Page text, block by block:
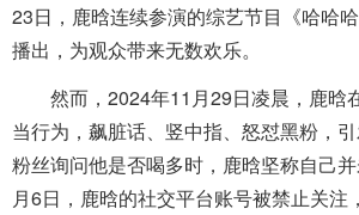
23日，鹿晗连续参演的综艺节目《哈哈
播出，为观众带来无数欢乐。
然而，2024年11月29日凌晨，鹿晗
当行为，飙脏话、竖中指、怒怼黑粉，
粉丝询问他是否喝多时，鹿晗坚称自己
月6日，鹿晗的社交平台账号被禁止关注